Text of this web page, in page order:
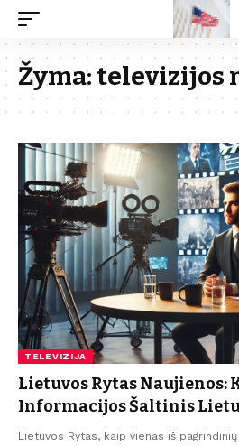
Žyma: televizijos
TELEVIZIJA
Lietuvos Rytas Naujienos:
Informacijos Šaltinis
Lietuvos Rytas, kaip vienas iš